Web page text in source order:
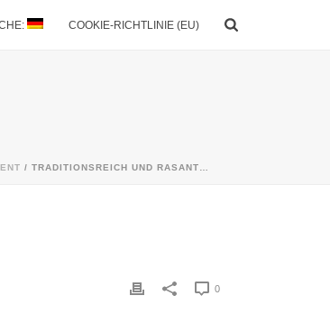
COOKIE-RICHTLINIE (EU)
/ TRADITIONSREICH UND RASANT…
0